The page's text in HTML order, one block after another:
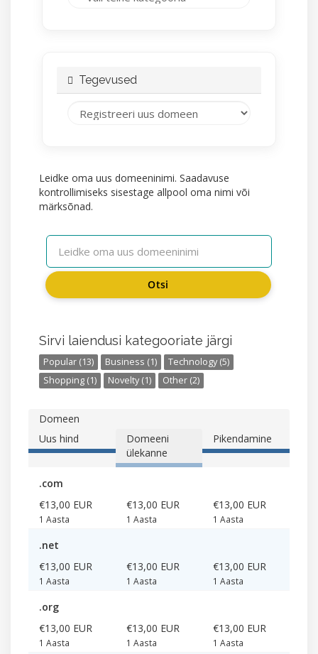
Tegevused
Leidke oma uus domeeninimi. Saadavuse
kontrollimiseks sisestage allpool oma nimi või
märksõnad.
Otsi
Sirvi laiendusi kategooriate järgi
Popular (13) Business (1)
Technology (5)
Shopping (1)
Novelty (1) Other (2)
Domeen
Uus hind
Domeeni
ülekanne
Pikendamine
.com
€13,00 EUR
1 Aasta
€13,00 EUR
1 Aasta
€13,00 EUR
1 Aasta
.net
€13,00 EUR
1 Aasta
€13,00 EUR
1 Aasta
€13,00 EUR
1 Aasta
.org
€13,00 EUR
1 Aasta
€13,00 EUR
1 Aasta
€13,00 EUR
1 Aasta